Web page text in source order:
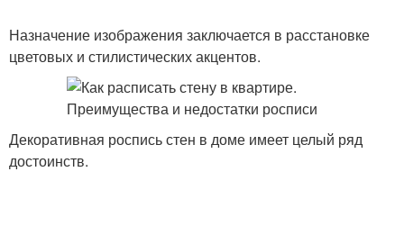
Назначение изображения заключается в расстановке
цветовых и стилистических акцентов.
Декоративная роспись стен в доме имеет целый ряд
достоинств.